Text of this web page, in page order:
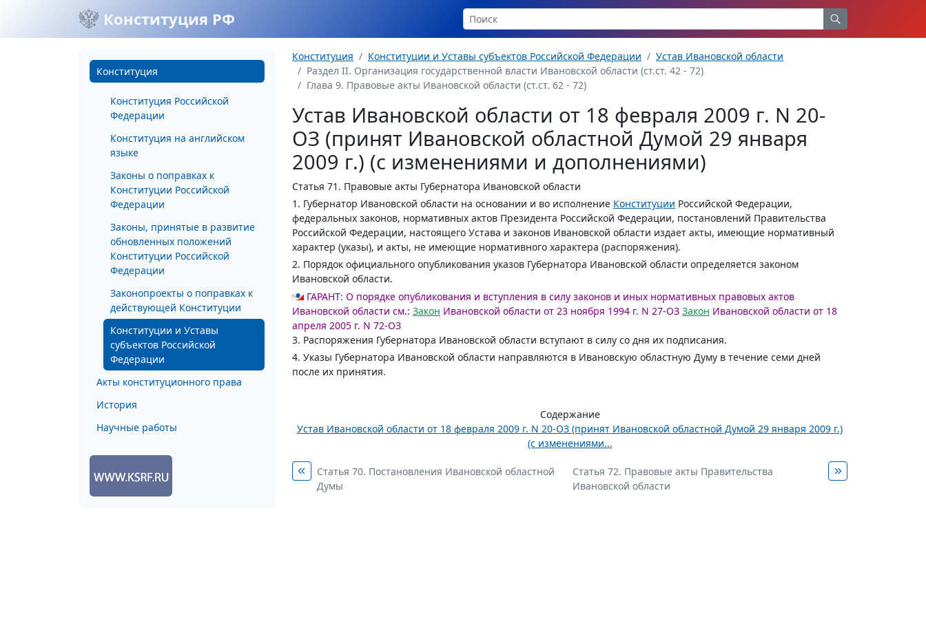
Конституция РФ
Конституция
Конституция Российской
Федерации
Конституция на английском
языке
Законы о поправках к
Конституции Российской
Федерации
Законы, принятые в развитие
обновленных положений
Конституции Российской
Федерации
Законопроекты о поправках к
действующей Конституции
Конституции и Уставы
субъектов Российской
Федерации
Акты конституционного права
История
Научные работы
Конституция Конституции и Уставы субъектов Российской Федерации
Устав Ивановской области
Раздел II. Организация государственной власти Ивановской области (ст.ст. 42 - 72)
Глава 9. Правовые акты Ивановской области (ст.ст. 62 - 72)
Устав Ивановской области от 18 февраля 2009 г. N 20-
ОЗ (принят Ивановской областной Думой 29 января
2009 г.) (с изменениями и дополнениями)
Статья 71. Правовые акты Губернатора Ивановской области
1. Губернатор Ивановской области на основании и во исполнение Конституции Российской Федерации,
федеральных законов, нормативных актов Президента Российской Федерации, постановлений Правительства
Российской Федерации, настоящего Устава и законов Ивановской области издает акты, имеющие нормативный
характер (указы), и акты, не имеющие нормативного характера (распоряжения).
2. Порядок официального опубликования указов Губернатора Ивановской области определяется законом
Ивановской области.
ГАРАНТ: О порядке опубликования и вступления в силу законов и иных нормативных правовых актов
Ивановской области см.: Закон Ивановской области от 23 ноября 1994 г. N 27-ОЗ Закон Ивановской области от 18
апреля 2005 г. N 72-ОЗ
3. Распоряжения Губернатора Ивановской области вступают в силу со дня их подписания.
4. Указы Губернатора Ивановской области направляются в Ивановскую областную Думу в течение семи дней
после их принятия.
Содержание
Устав Ивановской области от 18 февраля 2009 г. N 20-ОЗ (принят Ивановской областной Думой 29 января 2009 г.)
(с изменениями...
Статья 70. Постановления Ивановской областной
Думы
Статья 72. Правовые акты Правительства
Ивановской области